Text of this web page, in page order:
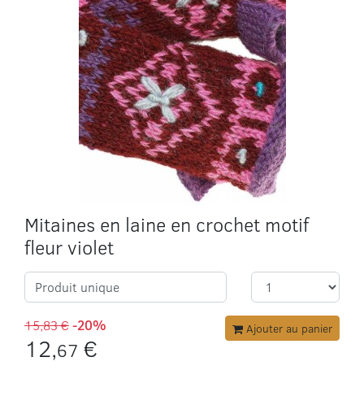
Mitaines en laine en crochet motif
fleur violet
Produit unique
15,83 €-20%
12,67 €
Ajouter au panier